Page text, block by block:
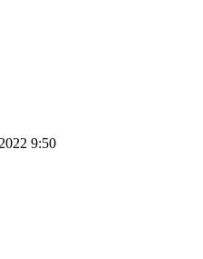
9:50